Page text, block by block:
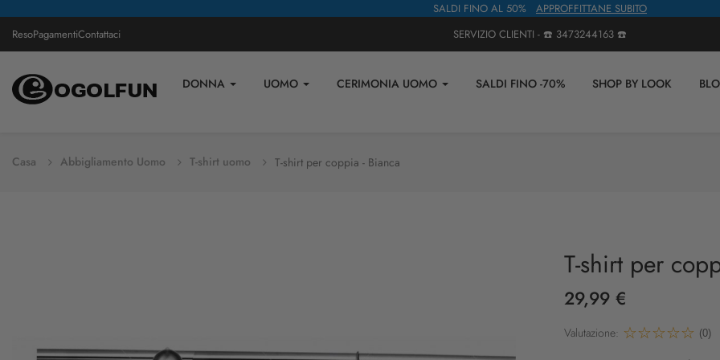
SALDI FINO AL 50% APPROFFITTANE SUBITO
ResoPagamentiContattaci SERVIZIO CLIENTI - ☎️ 3473244163 ☎️
DONNA UOMO CERIMONIA UOMO SALDI FINO -70% SHOP BY LOOK
Casa Abbigliamento Uomo T-shirt uomo T-shirt per coppia - Bianca
T-shirt per
29,99 €
Valutazione: (0)